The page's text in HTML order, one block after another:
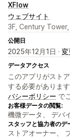
XFlow
ウェブサイト
3F, Century
公開日
2025年12月1日 · 変
データアクセス
このアプリがスト
する必要がありま
バシーポリシー で
お客様データの閲覧:
機微データ、 デバ
スタッフと協力者のデ
ストアオーナー、